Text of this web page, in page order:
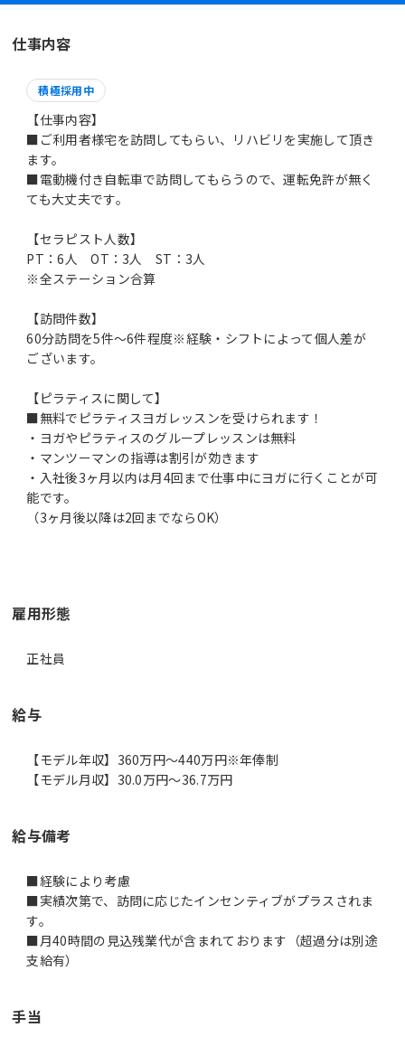
仕事内容
積極採用中
【仕事内容】
■ご利用者様宅を訪問してもらい、リハビリを実施して頂き
ます。
■電動機付き自転車で訪問してもらうので、運転免許が無く
ても大丈夫です。
【セラピスト人数】
PT：6人 OT：3人 ST：3人
※全ステーション合算
【訪問件数】
60分訪問を5件～6件程度※経験・シフトによって個人差が
ございます。
【ピラティスに関して】
■無料でピラティスヨガレッスンを受けられます！
・ヨガやピラティスのグループレッスンは無料
・マンツーマンの指導は割引が効きます
・入社後3ヶ月以内は月4回まで仕事中にヨガに行くことが可
能です。
（3ヶ月後以降は2回までならOK）
雇用形態
正社員
給与
【モデル年収】360万円〜440万円※年俸制
【モデル月収】30.0万円〜36.7万円
給与備考
■経験により考慮
■実績次第で、訪問に応じたインセンティブがプラスされま
す。
■月40時間の見込残業代が含まれております（超過分は別途
支給有）
手当